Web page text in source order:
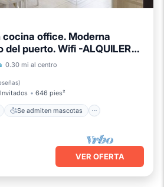
office. Moderna
puerto. Wifi -ALQUILER
0.30 mi al centro
)
646 pies²
Se admiten mascotas
Cocina
VER OFERTA